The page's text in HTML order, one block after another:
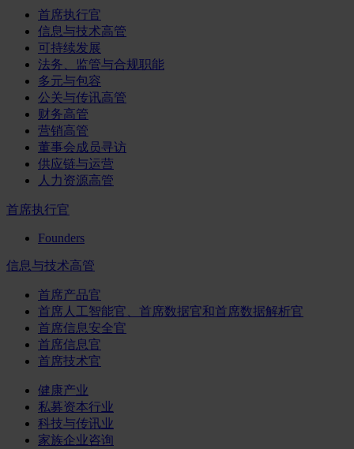
首席执行官
信息与技术高管
可持续发展
法务、监管与合规职能
多元与包容
公关与传讯高管
财务高管
营销高管
董事会成员寻访
供应链与运营
人力资源高管
首席执行官
Founders
信息与技术高管
首席产品官
首席人工智能官、首席数据官和首席数据解析官
首席信息安全官
首席信息官
首席技术官
健康产业
私募资本行业
科技与传讯业
家族企业咨询